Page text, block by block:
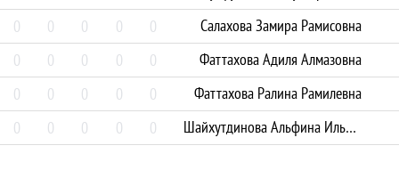
0
0 0 0 0
Салахова Замира Рамисовна
0
0 0 0 0
Фаттахова Адиля Алмазовна
0
0 0 0 0
Фаттахова Ралина Рамилевна
0
0 0 0 0 Шайхутдинова Альфина Ильмировна